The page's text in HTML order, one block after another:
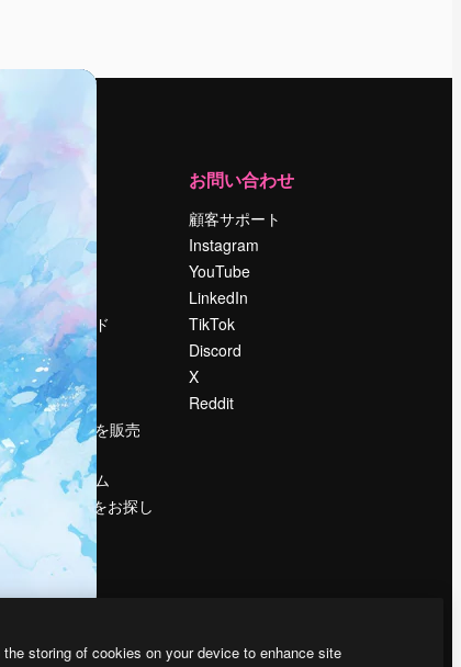
運営
料金
会社概要
Reviews
採用情報
検索トレンド
ブログ
イベント
Slidesgo
コンテンツを販売
する
プレスルーム
magnific.aiをお探し
ですか？
お問い合わせ
顧客サポート
Instagram
YouTube
LinkedIn
TikTok
Discord
X
Reddit
storing of cookies on your device to enhance site